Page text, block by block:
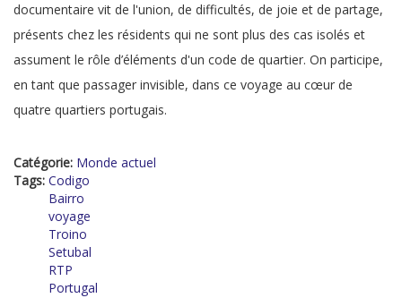
documentaire vit de l'union, de difficultés, de joie et de partage,
présents chez les résidents qui ne sont plus des cas isolés et
assument le rôle d’éléments d'un code de quartier. On participe,
en tant que passager invisible, dans ce voyage au cœur de
quatre quartiers portugais.
Catégorie: Monde actuel
Tags: Codigo
Bairro
voyage
Troino
Setubal
RTP
Portugal